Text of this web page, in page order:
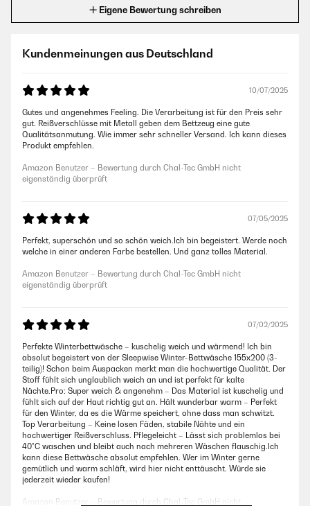
Eigene Bewertung schreiben
Kundenmeinungen aus Deutschland
10/07/2025
Gutes und angenehmes Feeling. Die Verarbeitung ist für den Preis sehr
gut. Reißverschlüsse mit Metall geben dem Bettzeug eine gute
Qualitätsanmutung. Wie immer sehr schneller Versand. Ich kann dieses
Produkt empfehlen.
Amazon Benutzer – Bewertung durch Chal-Tec GmbH nicht
eigenständig überprüft
07/05/2025
Perfekt, superschön und so schön weich.Ich bin begeistert. Werde noch
welche in einer anderen Farbe bestellen. Und ganz tolles Material.
Amazon Benutzer – Bewertung durch Chal-Tec GmbH nicht
eigenständig überprüft
07/02/2025
Perfekte Winterbettwäsche – kuschelig weich und wärmend! Ich bin
absolut begeistert von der Sleepwise Winter-Bettwäsche 155x200 (3-
teilig)! Schon beim Auspacken merkt man die hochwertige Qualität. Der
Stoff fühlt sich unglaublich weich an und ist perfekt für kalte
Nächte.Pro: Super weich & angenehm – Das Material ist kuschelig und
fühlt sich auf der Haut richtig gut an. Hält wunderbar warm – Perfekt
für den Winter, da es die Wärme speichert, ohne dass man schwitzt.
Top Verarbeitung – Keine losen Fäden, stabile Nähte und ein
hochwertiger Reißverschluss. Pflegeleicht – Lässt sich problemlos bei
40°C waschen und bleibt auch nach mehreren Wäschen flauschig.Ich
kann diese Bettwäsche absolut empfehlen. Wer im Winter gerne
gemütlich und warm schläft, wird hier nicht enttäuscht. Würde sie
jederzeit wieder kaufen!
Amazon Benutzer – Bewertung durch Chal-Tec GmbH nicht